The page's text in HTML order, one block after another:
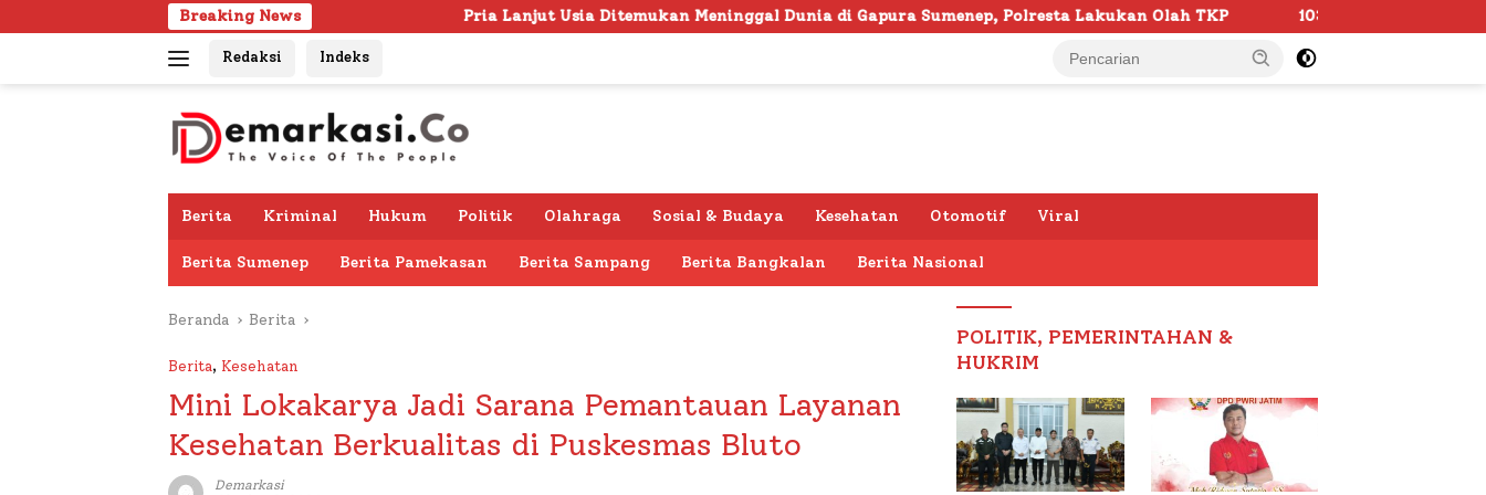
ke
Breaking NewsPria Lanjut Usia Ditemukan Meninggal Dunia di Gapura Sumenep, Polresta Lakukan Olah TKP 103 Kafilah Siap Ramaikan MTQ KORPRI VIII
Redaksi Indeks
Berita Kriminal Hukum Politik Olahraga Sosial & Budaya Kesehatan Otomotif Viral
Berita Sumenep Berita Pamekasan Berita Sampang Berita Bangkalan Berita Nasional
Beranda Berita
Berita, Kesehatan
Mini Lokakarya Jadi Sarana Pemantauan Layanan
Kesehatan Berkualitas di Puskesmas Bluto
Demarkasi
POLITIK, PEMERINTAHAN &
HUKRIM